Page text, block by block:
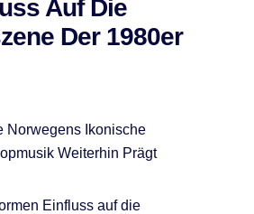
Auf Die
Der 1980er
Einfluss auf die